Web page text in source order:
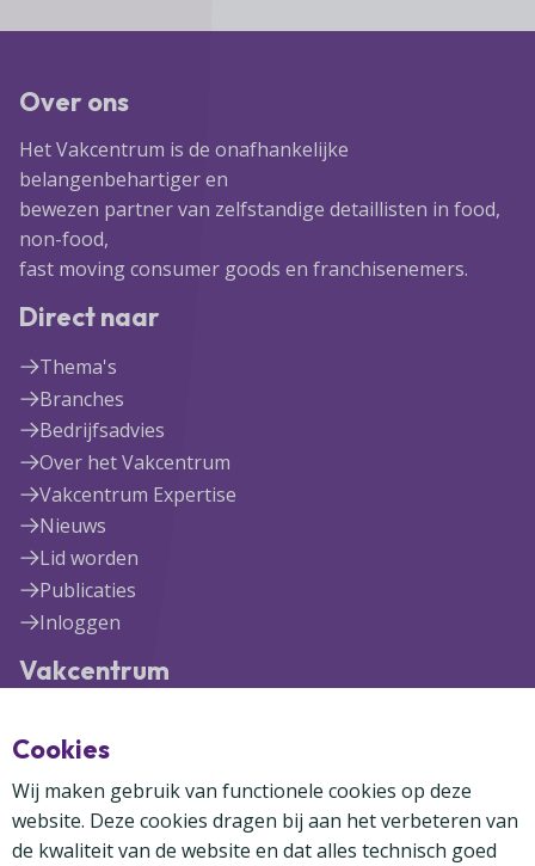
Over ons
Het Vakcentrum is de onafhankelijke
belangenbehartiger en
bewezen partner van zelfstandige detaillisten in food,
non-food,
fast moving consumer goods en franchisenemers.
Direct naar
Thema's
Branches
Bedrijfsadvies
Over het Vakcentrum
Vakcentrum Expertise
Nieuws
Lid worden
Publicaties
Inloggen
Vakcentrum
3447 GR Woerden
(0348) 41 97 71
info@vakcentrum.nl
Cookies
Wij maken gebruik van functionele cookies op deze
website. Deze cookies dragen bij aan het verbeteren van
de kwaliteit van de website en dat alles technisch goed